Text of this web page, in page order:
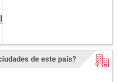
de este país?